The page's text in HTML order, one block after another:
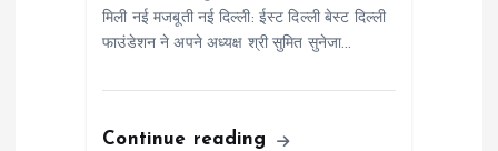
मिली नई मजबूती नई दिल्ली: ईस्ट दिल्ली बेस्ट दिल्ली
फाउंडेशन ने अपने अध्यक्ष श्री सुमित सुनेजा…
Continue reading